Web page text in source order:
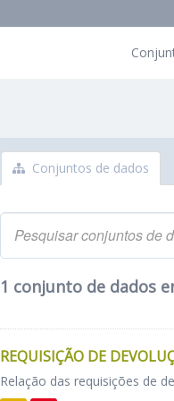
Conjuntos de dados
1 conjunto de dados
REQUISIÇÃO DE
Relação das requisições de